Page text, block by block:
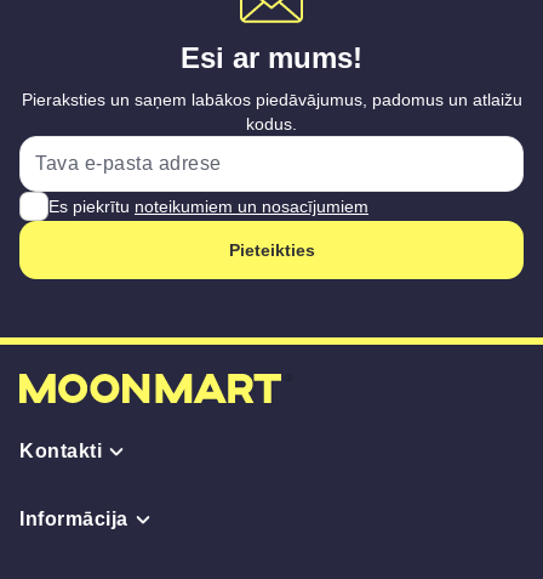
Esi ar mums!
Pieraksties un saņem labākos piedāvājumus, padomus un atlaižu
kodus.
Es piekrītu noteikumiem un nosacījumiem
Pieteikties
Kontakti
Informācija